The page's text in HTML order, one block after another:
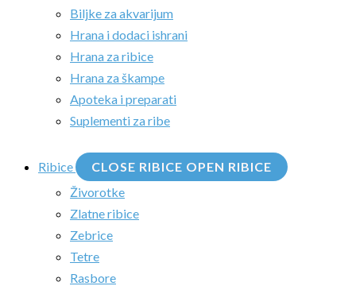
Biljke za akvarijum
Hrana i dodaci ishrani
Hrana za ribice
Hrana za škampe
Apoteka i preparati
Suplementi za ribe
Ribice CLOSE RIBICE OPEN RIBICE
Živorotke
Zlatne ribice
Zebrice
Tetre
Rasbore